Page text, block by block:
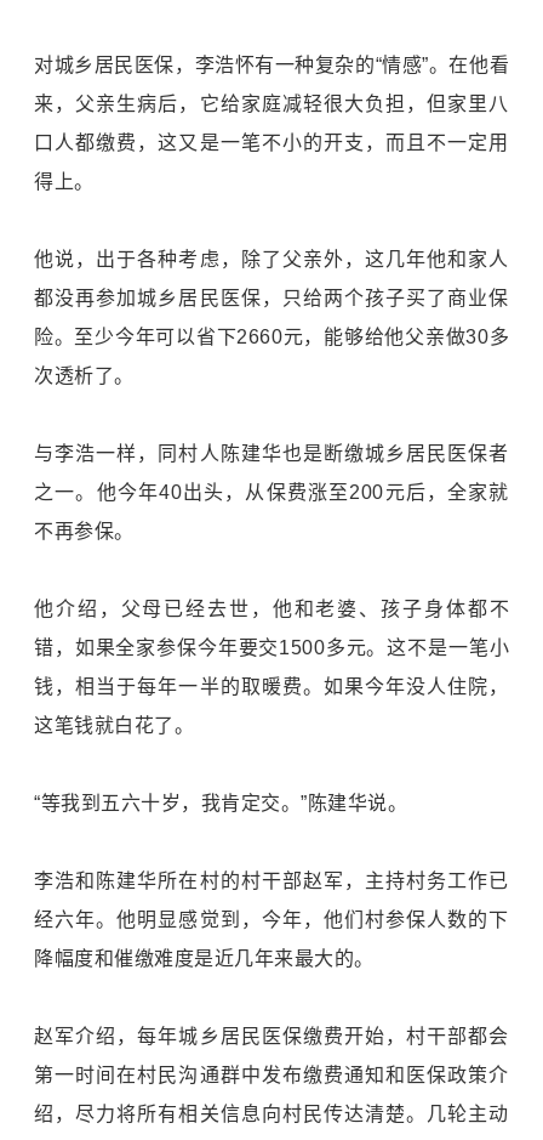
对城乡居民医保，李浩怀有一种复杂的“情感”。在他看
来，父亲生病后，它给家庭减轻很大负担，但家里八
口人都缴费，这又是一笔不小的开支，而且不一定用
得上。
他说，出于各种考虑，除了父亲外，这几年他和家人
都没再参加城乡居民医保，只给两个孩子买了商业保
险。至少今年可以省下2660元，能够给他父亲做30多
次透析了。
与李浩一样，同村人陈建华也是断缴城乡居民医保者
之一。他今年40出头，从保费涨至200元后，全家就
不再参保。
他介绍，父母已经去世，他和老婆、孩子身体都不
错，如果全家参保今年要交1500多元。这不是一笔小
钱，相当于每年一半的取暖费。如果今年没人住院，
这笔钱就白花了。
“等我到五六十岁，我肯定交。”陈建华说。
李浩和陈建华所在村的村干部赵军，主持村务工作已
经六年。他明显感觉到，今年，他们村参保人数的下
降幅度和催缴难度是近几年来最大的。
赵军介绍，每年城乡居民医保缴费开始，村干部都会
第一时间在村民沟通群中发布缴费通知和医保政策介
绍，尽力将所有相关信息向村民传达清楚。几轮主动